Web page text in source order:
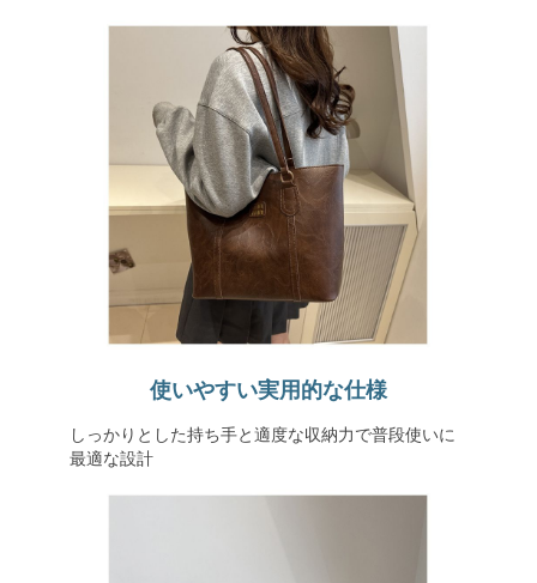
使いやすい実用的な仕様
しっかりとした持ち手と適度な収納力で普段使いに
最適な設計